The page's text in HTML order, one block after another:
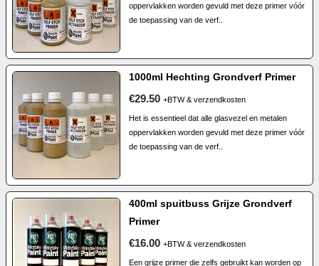
oppervlakken worden gevuld met deze primer vóór
de toepassing van de verf..
1000ml Hechting Grondverf Primer
€29.50 +BTW & verzendkosten
Het is essentieel dat alle glasvezel en metalen
oppervlakken worden gevuld met deze primer vóór
de toepassing van de verf..
400ml spuitbuss Grijze Grondverf
Primer
€16.00 +BTW & verzendkosten
Een grijze primer die zelfs gebruikt kan worden op